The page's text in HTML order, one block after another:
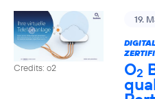
Credits: o2
19.
O2